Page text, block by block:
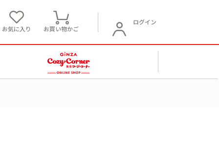
お気に入り お買い物かご
ログイン